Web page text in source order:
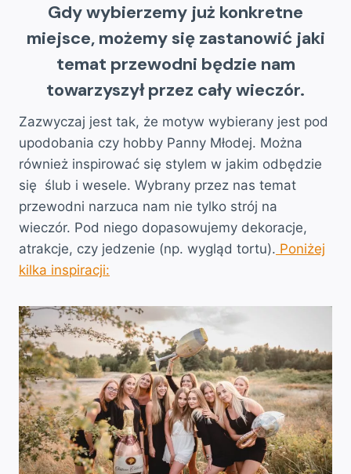
Gdy wybierzemy już konkretne
miejsce, możemy się zastanowić jaki
temat przewodni będzie nam
towarzyszył przez cały wieczór.
Zazwyczaj jest tak, że motyw wybierany jest pod
upodobania czy hobby Panny Młodej. Można
również inspirować się stylem w jakim odbędzie
się ślub i wesele. Wybrany przez nas temat
przewodni narzuca nam nie tylko strój na
wieczór. Pod niego dopasowujemy dekoracje,
atrakcje, czy jedzenie (np. wygląd tortu). Poniżej
kilka inspiracji: